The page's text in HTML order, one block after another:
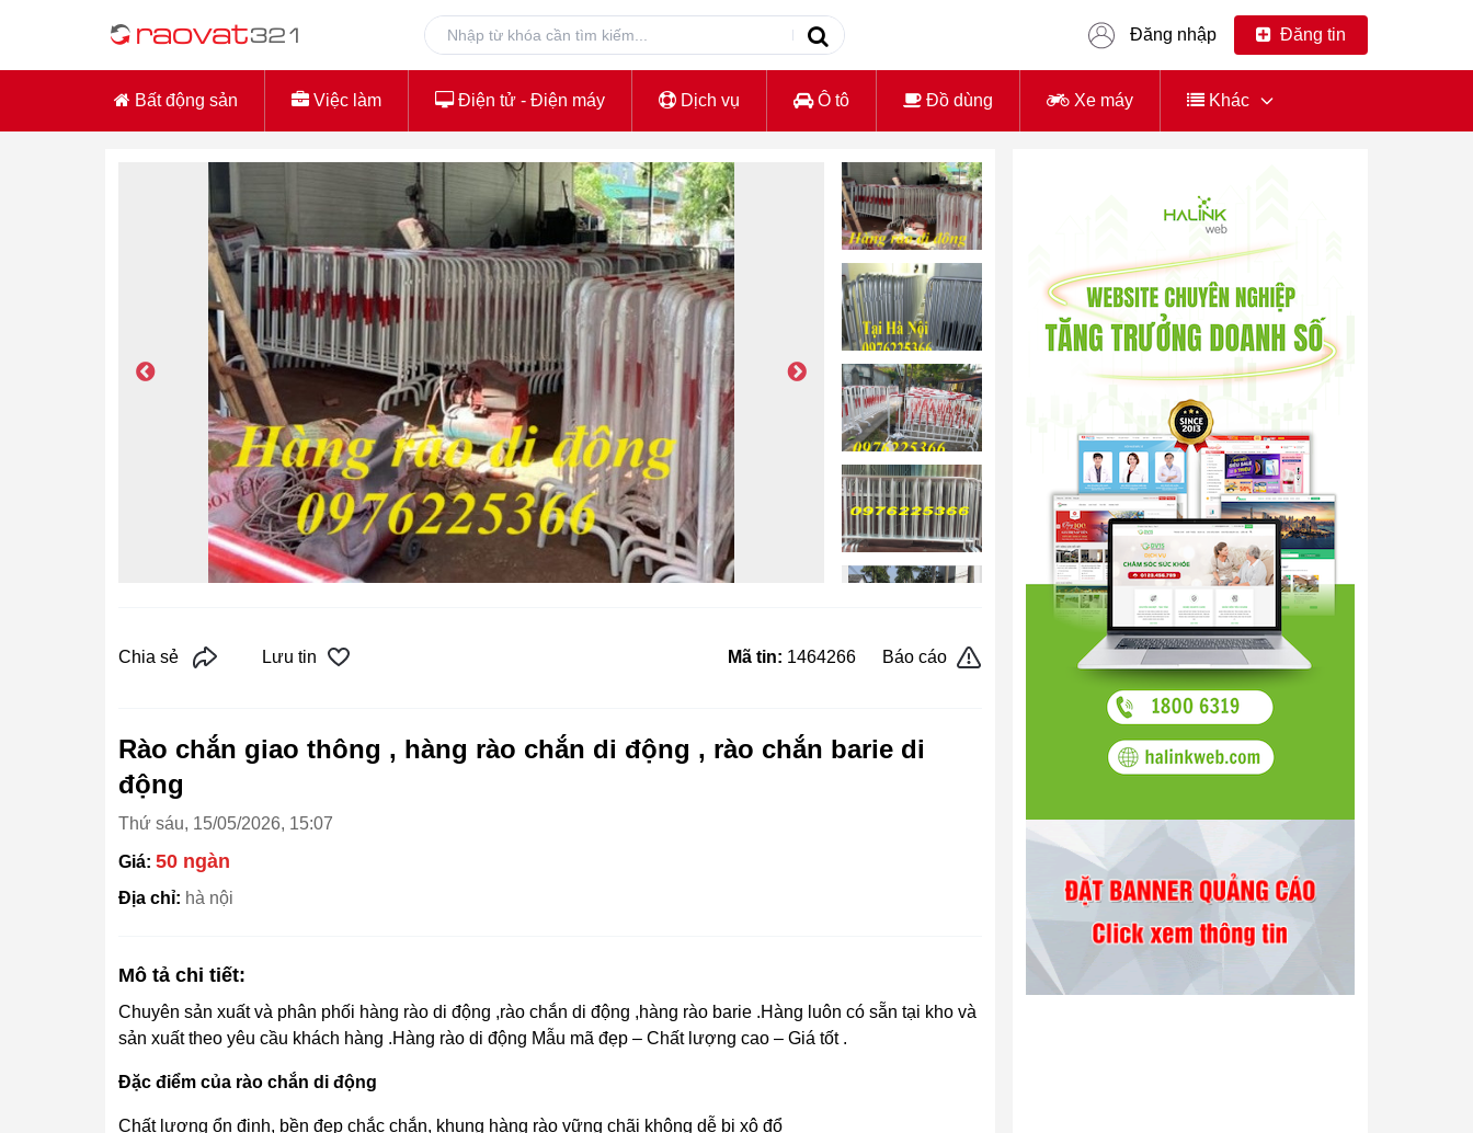
Đăng nhập Đăng tin
Bất động sản Việc làm Điện tử - Điện máy Dịch vụ Ô tô Đồ dùng Xe máy Khác
Chia sẻ Lưu tin Mã tin: 1464266 Báo cáo
Rào chắn giao thông , hàng rào chắn di động , rào chắn barie di
động
Thứ sáu, 15/05/2026, 15:07
Giá: 50 ngàn
Địa chỉ: hà nội
Mô tả chi tiết:
Chuyên sản xuất và phân phối hàng rào di động ,rào chắn di động ,hàng rào barie .Hàng luôn có sẵn tại kho và
sản xuất theo yêu cầu khách hàng .Hàng rào di động Mẫu mã đẹp – Chất lượng cao – Giá tốt .
Đặc điểm của rào chắn di động
Chất lượng ổn định, bền đẹp chắc chắn, khung hàng rào vững chãi không dễ bị xô đổ